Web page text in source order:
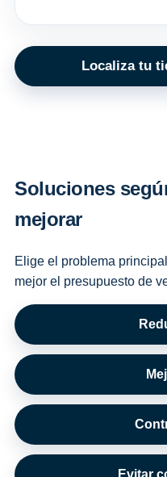
Localiza tu
Soluciones
mejorar
Elige el problema
mejor el presupuesto de
Evitar